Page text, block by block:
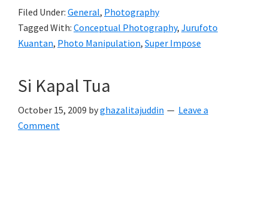
Filed Under: General, Photography
Tagged With: Conceptual Photography, Jurufoto
Kuantan, Photo Manipulation, Super Impose
Si Kapal Tua
October 15, 2009 byghazalitajuddin
Leave a
Comment